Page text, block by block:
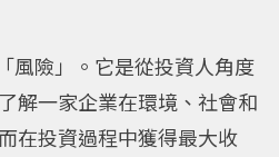
風險」。它是從投資人角度
解一家企業在環境、社會和
在投資過程中獲得最大收